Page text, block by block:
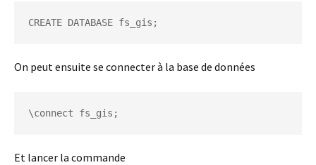
CREATE DATABASE fs_gis;
On peut ensuite se connecter à la base de données
\connect fs_gis;
Et lancer la commande